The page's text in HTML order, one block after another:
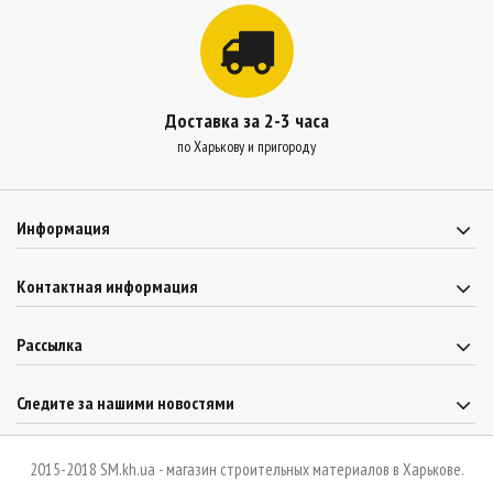
Доставка за 2-3 часа
по Харькову и пригороду
Информация
Контактная информация
Рассылка
Следите за нашими новостями
2015-2018 SM.kh.ua - магазин строительных материалов в Харькове.